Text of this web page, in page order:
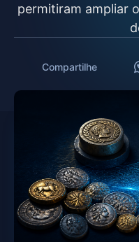
permitiram ampliar
Compartilhe